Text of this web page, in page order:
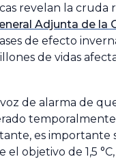
revelan la
Adjunta de la
de efecto
de vidas
de alarma de
es
el objetivo de 1,5